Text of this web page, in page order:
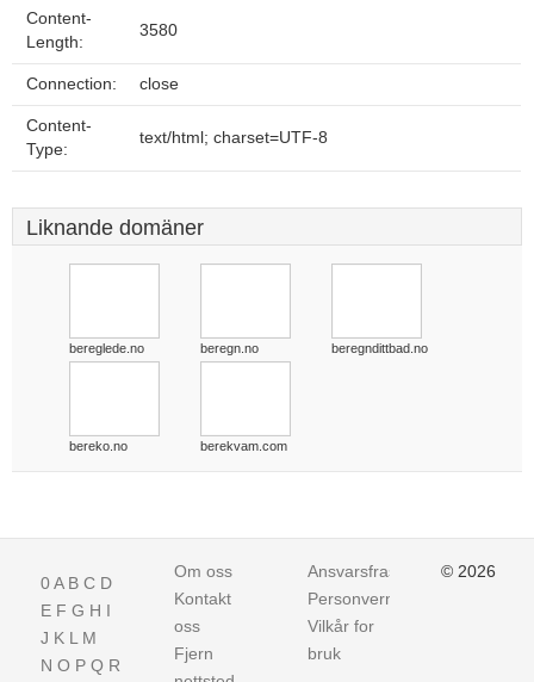
Content-
Length:
3580
Connection: close
Content-
Type:
text/html; charset=UTF-8
Liknande domäner
bereglede.no beregn.no beregndittbad.no
bereko.no berekvam.com
0A B C D
E F G H I
J K L M
N O P Q R
Om oss
Kontakt
oss
Fjern
Ansvarsfraskrivelse
Personvern
Vilkår for
bruk
© 2026